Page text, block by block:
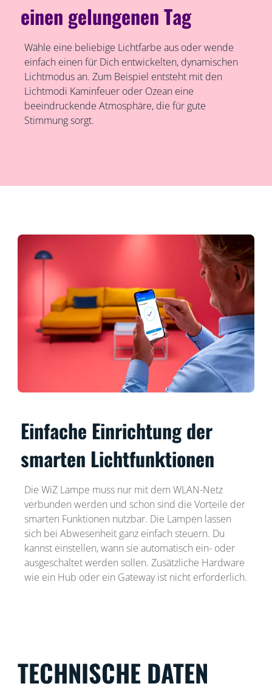
einen gelungenen Tag
Wähle eine beliebige Lichtfarbe aus oder wende
einfach einen für Dich entwickelten, dynamischen
Lichtmodus an. Zum Beispiel entsteht mit den
Lichtmodi Kaminfeuer oder Ozean eine
beeindruckende Atmosphäre, die für gute
Stimmung sorgt.
Einfache Einrichtung der
smarten Lichtfunktionen
Die WiZ Lampe muss nur mit dem WLAN-Netz
verbunden werden und schon sind die Vorteile der
smarten Funktionen nutzbar. Die Lampen lassen
sich bei Abwesenheit ganz einfach steuern. Du
kannst einstellen, wann sie automatisch ein- oder
ausgeschaltet werden sollen. Zusätzliche Hardware
wie ein Hub oder ein Gateway ist nicht erforderlich.
TECHNISCHE DATEN